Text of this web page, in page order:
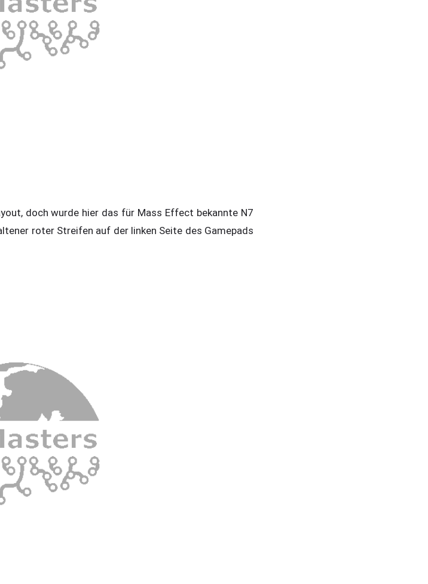
doch wurde hier das für Mass Effect bekannte N7
roter Streifen auf der linken Seite des Gamepads